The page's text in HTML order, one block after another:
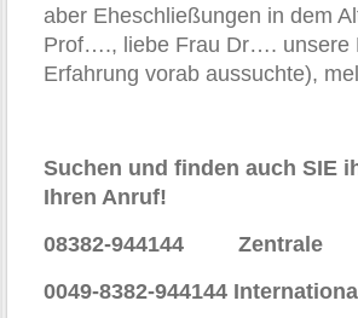
aber Eheschließungen in dem
Prof…., liebe Frau Dr…. unsere
Erfahrung vorab aussuchte),
Suchen und finden auch SIE
Ihren Anruf!
08382-944144 Zentrale
0049-8382-944144 International